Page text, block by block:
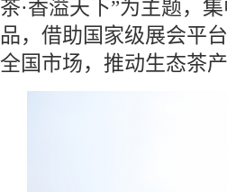
茶·香溢天下”为主题，
品，借助国家级展会平
全国市场，推动生态茶